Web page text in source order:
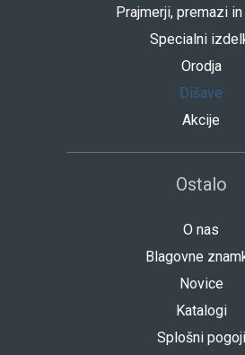
Prajmerji, premazi
Specialni
Orodja
Dišave
Akcije
Ostalo
O nas
Blagovne
Novice
Katalogi
Splošni pogoji